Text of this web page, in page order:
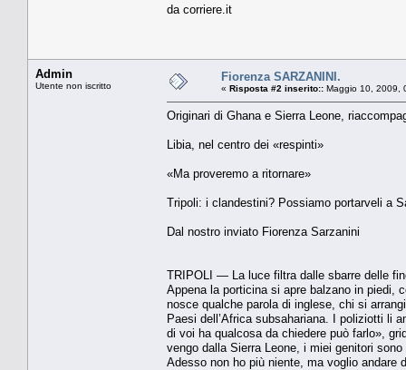
da corriere.it
Admin
Utente non iscritto
Fiorenza SARZANINI.
« Risposta #2 inserito:: Maggio 10, 2009,
Originari di Ghana e Sierra Leone,
Libia, nel centro dei «respinti»
«Ma proveremo a ritornare»
Tripoli: i clandestini? Possiamo portarveli a
Dal nostro inviato Fiorenza Sarzanini
TRIPOLI — La luce filtra dalle sbarre del­le
Appena la porticina si apre balzano in piedi,
nosce qualche parola di inglese, chi si
Paesi dell’Africa subsahariana. I poliziotti li
di voi ha qualcosa da chiedere può farlo»,
vengo dalla Sierra Leone, i miei genitori
Adesso non ho più niente, ma voglio anda­re